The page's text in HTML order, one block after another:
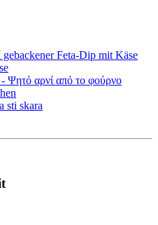
Feta-Dip mit Käse
Ψητό αρνί από το φούρνο
sti skara